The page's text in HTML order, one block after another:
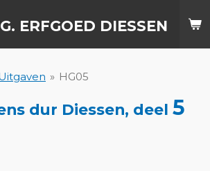
ERFGOED DIESSEN
» HG05
dur Diessen, deel 5